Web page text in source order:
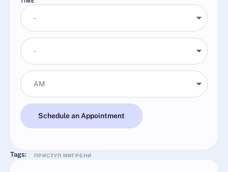
Schedule an Appointment
Tags: ПРИСТУП МИГРЕНИ